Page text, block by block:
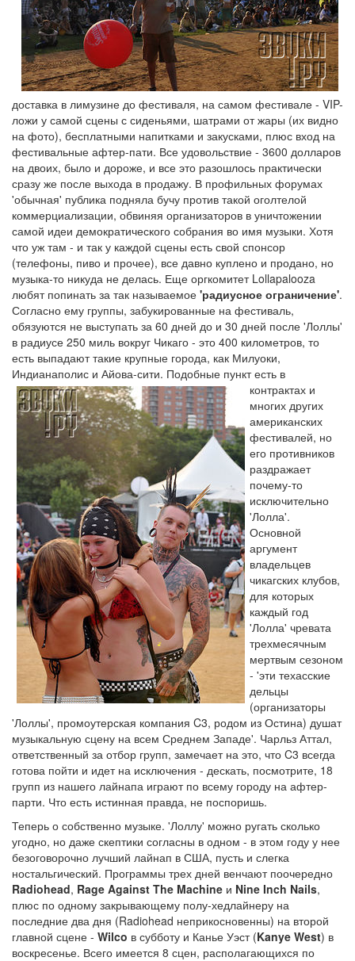
доставка в лимузине до фестиваля, на самом фестивале - VIP-
ложи у самой сцены с сиденьями, шатрами от жары (их видно
на фото), бесплатными напитками и закусками, плюс вход на
фестивальные афтер-пати. Все удовольствие - 3600 долларов
на двоих, было и дороже, и все это разошлось практически
сразу же после выхода в продажу. В профильных форумах
'обычная' публика подняла бучу против такой оголтелой
коммерциализации, обвиняя организаторов в уничтожении
самой идеи демократического собрания во имя музыки. Хотя
что уж там - и так у каждой сцены есть свой спонсор
(телефоны, пиво и прочее), все давно куплено и продано, но
музыка-то никуда не делась. Еще оргкомитет Lollapalooza
любят попинать за так называемое 'радиусное ограничение'.
Согласно ему группы, забукированные на фестиваль,
обязуются не выступать за 60 дней до и 30 дней после 'Лоллы'
в радиусе 250 миль вокруг Чикаго - это 400 километров, то
есть выпадают такие крупные города, как Милуоки,
Индианаполис и Айова-сити. Подобные пункт есть в
контрактах и
многих других
американских
фестивалей, но
его противников
раздражает
почему-то
исключительно
'Лолла'.
Основной
аргумент
владельцев
чикагских клубов,
для которых
каждый год
'Лолла' чревата
трехмесячным
мертвым сезоном
- 'эти техасские
дельцы
(организаторы
'Лоллы', промоутерская компания C3, родом из Остина) душат
музыкальную сцену на всем Среднем Западе'. Чарльз Аттал,
ответственный за отбор групп, замечает на это, что C3 всегда
готова пойти и идет на исключения - дескать, посмотрите, 18
групп из нашего лайнапа играют по всему городу на афтер-
парти. Что есть истинная правда, не поспоришь.
Теперь о собственно музыке. 'Лоллу' можно ругать сколько
угодно, но даже скептики согласны в одном - в этом году у нее
безоговорочно лучший лайнап в США, пусть и слегка
ностальгический. Программы трех дней венчают поочередно
Radiohead, Rage Against The Machine и Nine Inch Nails,
плюс по одному закрывающему полу-хедлайнеру на
последние два дня (Radiohead неприкосновенны) на второй
главной сцене - Wilco в субботу и Канье Уэст (Kanye West) в
воскресенье. Всего имеется 8 сцен, располагающихся по